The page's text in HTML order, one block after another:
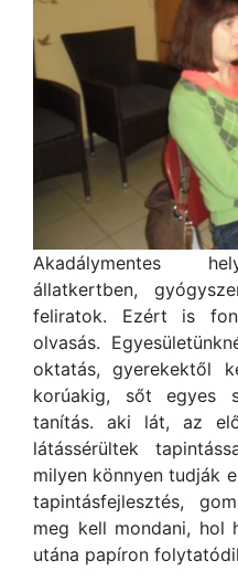
Akadálymentes
állatkertben,
feliratok. Ezért is
olvasás.
oktatás, gyerekektől
korúakig, sőt egyes
tanítás. aki lát, az
látássérültek
milyen könnyen tudják
tapintásfejlesztés,
meg kell mondani, hol
utána papíron